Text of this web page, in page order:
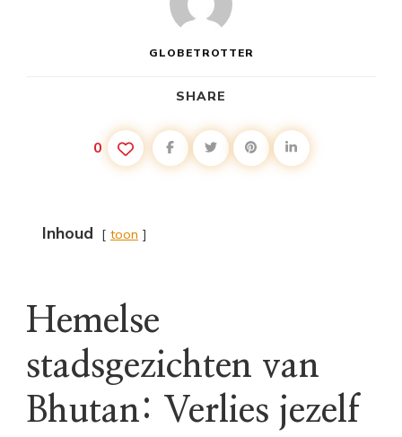
GLOBETROTTER
SHARE
0
Inhoud toon
Hemelse
stadsgezichten van
Bhutan: Verlies jezelf